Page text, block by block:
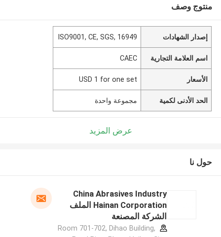
منتوج وصف
إصدار الشهادات ISO9001, CE, SGS, 16949
اسم العلامة التجارية CAEC
الأسعار USD 1 for one set
الحد الأدنى لكمية مجموعة واحدة
عرض المزيد
حول نا
China Abrasives Industry
Hainan Corporation الملف
الشركة المصنعة
Room 701-702, Dihao Building,